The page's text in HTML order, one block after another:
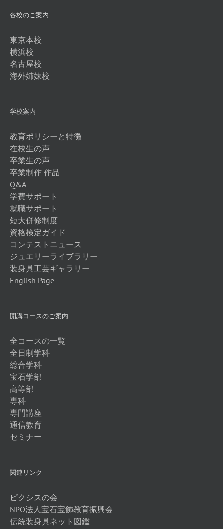
各校のご案内
東京本校
横浜校
名古屋校
海外姉妹校
学校案内
教育ポリシーと特徴
在校生の声
卒業生の声
卒業制作 作品
Q&A
学費サポート
就職サポート
短大併修制度
資格検定ガイド
コンテストニュース
ジュエリーライブラリー
装身具工芸ギャラリー
English Page
開講コースのご案内
全コースの一覧
全日制学科
総合学科
宝石学部
高等部
専科
専門講座
通信教育
セミナー
関連リンク
ピクシスの会
NPO法人宝石宝飾教育振興会
伝統装身具ネット図鑑